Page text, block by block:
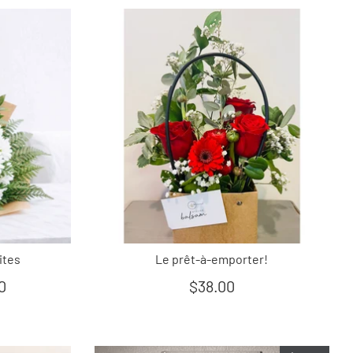
Le prêt-à-emporter!
$38.00